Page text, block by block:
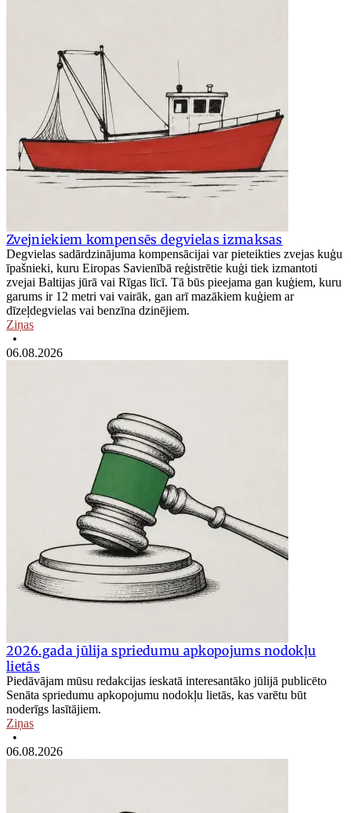
Zvejniekiem kompensēs degvielas izmaksas
Degvielas sadārdzinājuma kompensācijai var pieteikties zvejas kuģu
īpašnieki, kuru Eiropas Savienībā reģistrētie kuģi tiek izmantoti
zvejai Baltijas jūrā vai Rīgas līcī. Tā būs pieejama gan kuģiem, kuru
garums ir 12 metri vai vairāk, gan arī mazākiem kuģiem ar
dīzeļdegvielas vai benzīna dzinējiem.
Ziņas
•
06.08.2026
2026.gada jūlija spriedumu apkopojums nodokļu
lietās
Piedāvājam mūsu redakcijas ieskatā interesantāko jūlijā publicēto
Senāta spriedumu apkopojumu nodokļu lietās, kas varētu būt
noderīgs lasītājiem.
Ziņas
•
06.08.2026